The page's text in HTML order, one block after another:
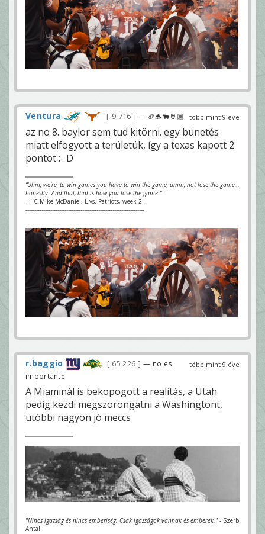
több mint 9 éve
Ventura 9 716 — 🏈🐬🐂🤘🏽
az no 8. baylor sem tud kitörni. egy bünetés
miatt elfogyott a területük, így a texas kapott 2
pontot :- D
“Uhm, we’re, to win games you have to win the game, umm, not lose the game…
honestly. And that, that is how you lose the game.”
- HC Mike McDaniel, L vs. Patriots, week 2 -
-------------------------------------------------------------------
több mint 9 éve
r.baggio 65 226
— no es
importante
A Miaminál is bekopogott a realitás, a Utah
pedig kezdi megszorongatni a Washingtont,
utóbbi nagyon jó meccs
---
"Nincs igazság és nincs emberiség. Csak igazságok vannak és emberek." - Szerb
Antal